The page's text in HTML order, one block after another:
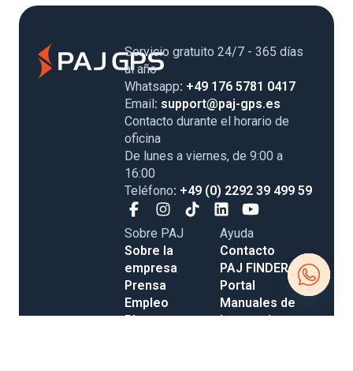
Servicio gratuito 24/7 - 365 días
al año
Whatsapp: +49 176 5781 0417
Email: support@paj-gps.es
Contacto durante el horario de
oficina
De lunes a viernes, de 9:00 a
16:00
Teléfono: +49 (0) 2292 39 499 59
Sobre PAJ
Sobre la
empresa
Prensa
Empleo
Blog
Ayuda
Contacto
PAJ FINDER
Portal
Manuales de
instrucciones